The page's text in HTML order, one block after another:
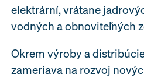
elektrární, vrátane
vodných a obnoviteľných
Okrem výroby a
zameriava na rozvoj